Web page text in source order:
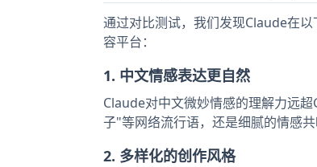
通过对比测试，我们发现Claude在
容平台：
1. 中文情感表达更自然
Claude对中文微妙情感的理解力远
子"等网络流行语，还是细腻的情感
2. 多样化的创作风格